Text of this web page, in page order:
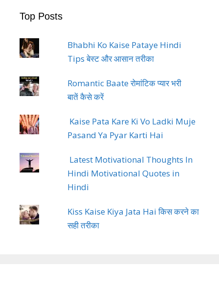
Top Posts
Bhabhi Ko Kaise Pataye Hindi
Tips बेस्ट और आसान तरीका
Romantic Baate रोमांटिक प्यार भरी
बातें कैसे करें
Kaise Pata Kare Ki Vo Ladki Muje
Pasand Ya Pyar Karti Hai
Latest Motivational Thoughts In
Hindi Motivational Quotes in
Hindi
Kiss Kaise Kiya Jata Hai किस करने का
सही तरीका